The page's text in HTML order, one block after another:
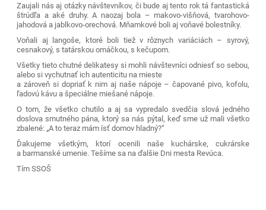
Zaujali nás aj otázky návštevníkov, či bude aj tento rok tá fantastická
štrúdľa a aké druhy. A naozaj bola – makovo-višňová, tvarohovo-
jahodová a jablkovo-orechová. Mňamkové boli aj voňavé bolestníky.
Voňali aj langoše, ktoré boli tiež v rôznych variáciách – syrový,
cesnakový, s tatárskou omáčkou, s kečupom.
Všetky tieto chutné delikatesy si mohli návštevníci odniesť so sebou,
alebo si vychutnať ich autenticitu na mieste
a zároveň si dopriať k nim aj naše nápoje – čapované pivo, kofolu,
ľadovú kávu a špeciálne miešané nápoje.
O tom, že všetko chutilo a aj sa vypredalo svedčia slová jedného
doslova smutného pána, ktorý sa nás pýtal, keď sme už mali všetko
zbalené: „A to teraz mám ísť domov hladný?“
Ďakujeme všetkým, ktorí ocenili naše kuchárske, cukrárske
a barmanské umenie. Tešíme sa na ďalšie Dni mesta Revúca.
Tím SSOŠ